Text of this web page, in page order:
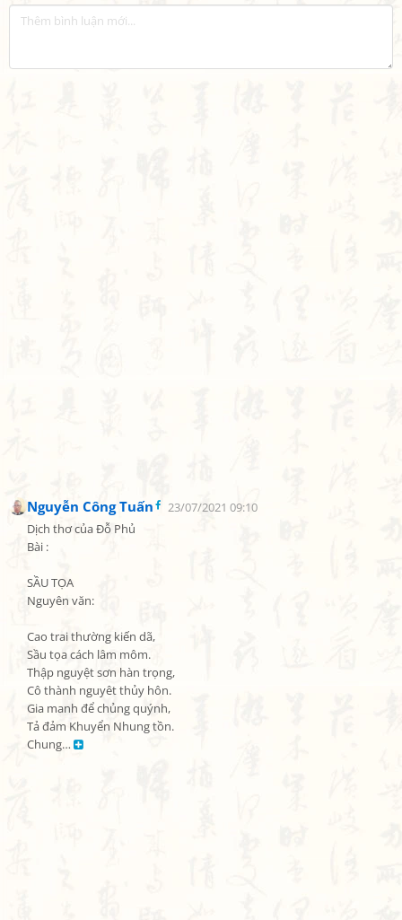
Nguyễn Công Tuấn
23/07/2021 09:10
Dịch thơ của Đỗ Phủ
Bài :
SẦU TỌA
Nguyên văn:
Cao trai thường kiến dã,
Sầu tọa cách lâm môm.
Thập nguyệt sơn hàn trọng,
Cô thành nguyêt thủy hôn.
Gia manh để chủng quýnh,
Tả đảm Khuyển Nhung tồn.
Chung…